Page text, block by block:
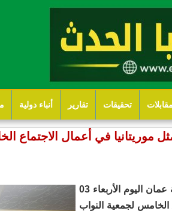
مقابلات تحقيقات تقارير أنباء دولية
موريتانيا في أعمال الاجتماع
اختتمت بمدينة صلالة بسلطنة عمان اليوم الأربعاء 03
الخامس لجمعية النواب